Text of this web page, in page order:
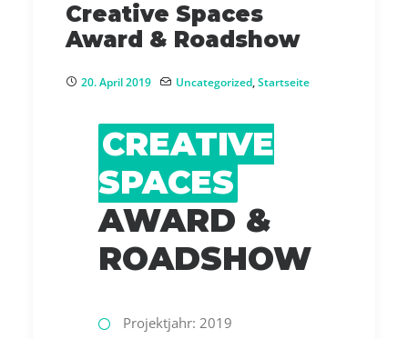
Creative Spaces
Award & Roadshow
20. April 2019 Uncategorized,Startseite
CREATIVE
SPACES
AWARD &
ROADSHOW
Projektjahr: 2019